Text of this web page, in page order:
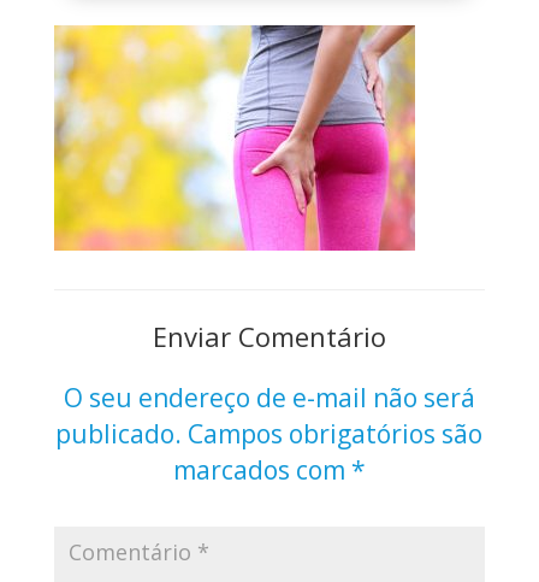
Enviar Comentário
O seu endereço de e-mail não será
publicado. Campos obrigatórios são
marcados com *